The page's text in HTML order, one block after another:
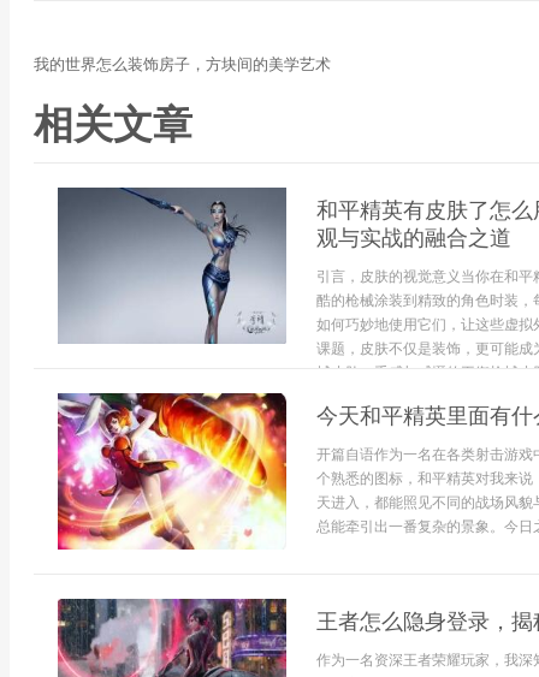
我的世界怎么装饰房子，方块间的美学艺术
相关文章
和平精英有皮肤了怎
观与实战的融合之道
引言，皮肤的视觉意义当你在和
酷的枪械涂装到精致的角色时装
如何巧妙地使用它们，让这些虚
课题，皮肤不仅是装饰，更可能
械皮肤，手感与威慑的平衡枪械皮
今天和平精英里面有
开篇自语作为一名在各类射击游
个熟悉的图标，和平精英对我来
天进入，都能照见不同的战场风
总能牵引出一番复杂的景象。今
王者怎么隐身登录，
作为一名资深王者荣耀玩家，我